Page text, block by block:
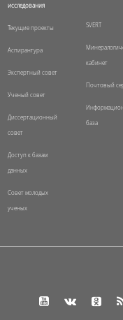
исследования
Текущие проекты
Аспирантура
Экспертный совет
Ученый совет
Диссертационный
совет
Доступ к базам
данных
Совет молодых
ученых
SVERT
кабинет
Почтовый
база